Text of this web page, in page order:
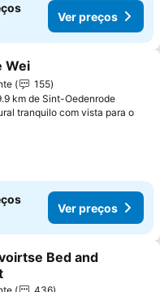
Ver preços
aos favoritos
Wei
155
km de Sint-Oedenrode
tranquilo com vista para o
Ver preços
aos favoritos
Bed and